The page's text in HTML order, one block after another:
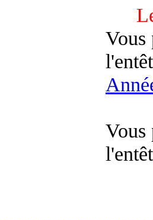
Vous
Vous